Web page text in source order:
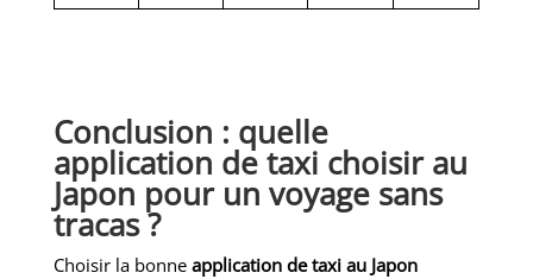
Conclusion : quelle
application de taxi choisir au
Japon pour un voyage sans
tracas ?
Choisir la bonne application de taxi au Japon